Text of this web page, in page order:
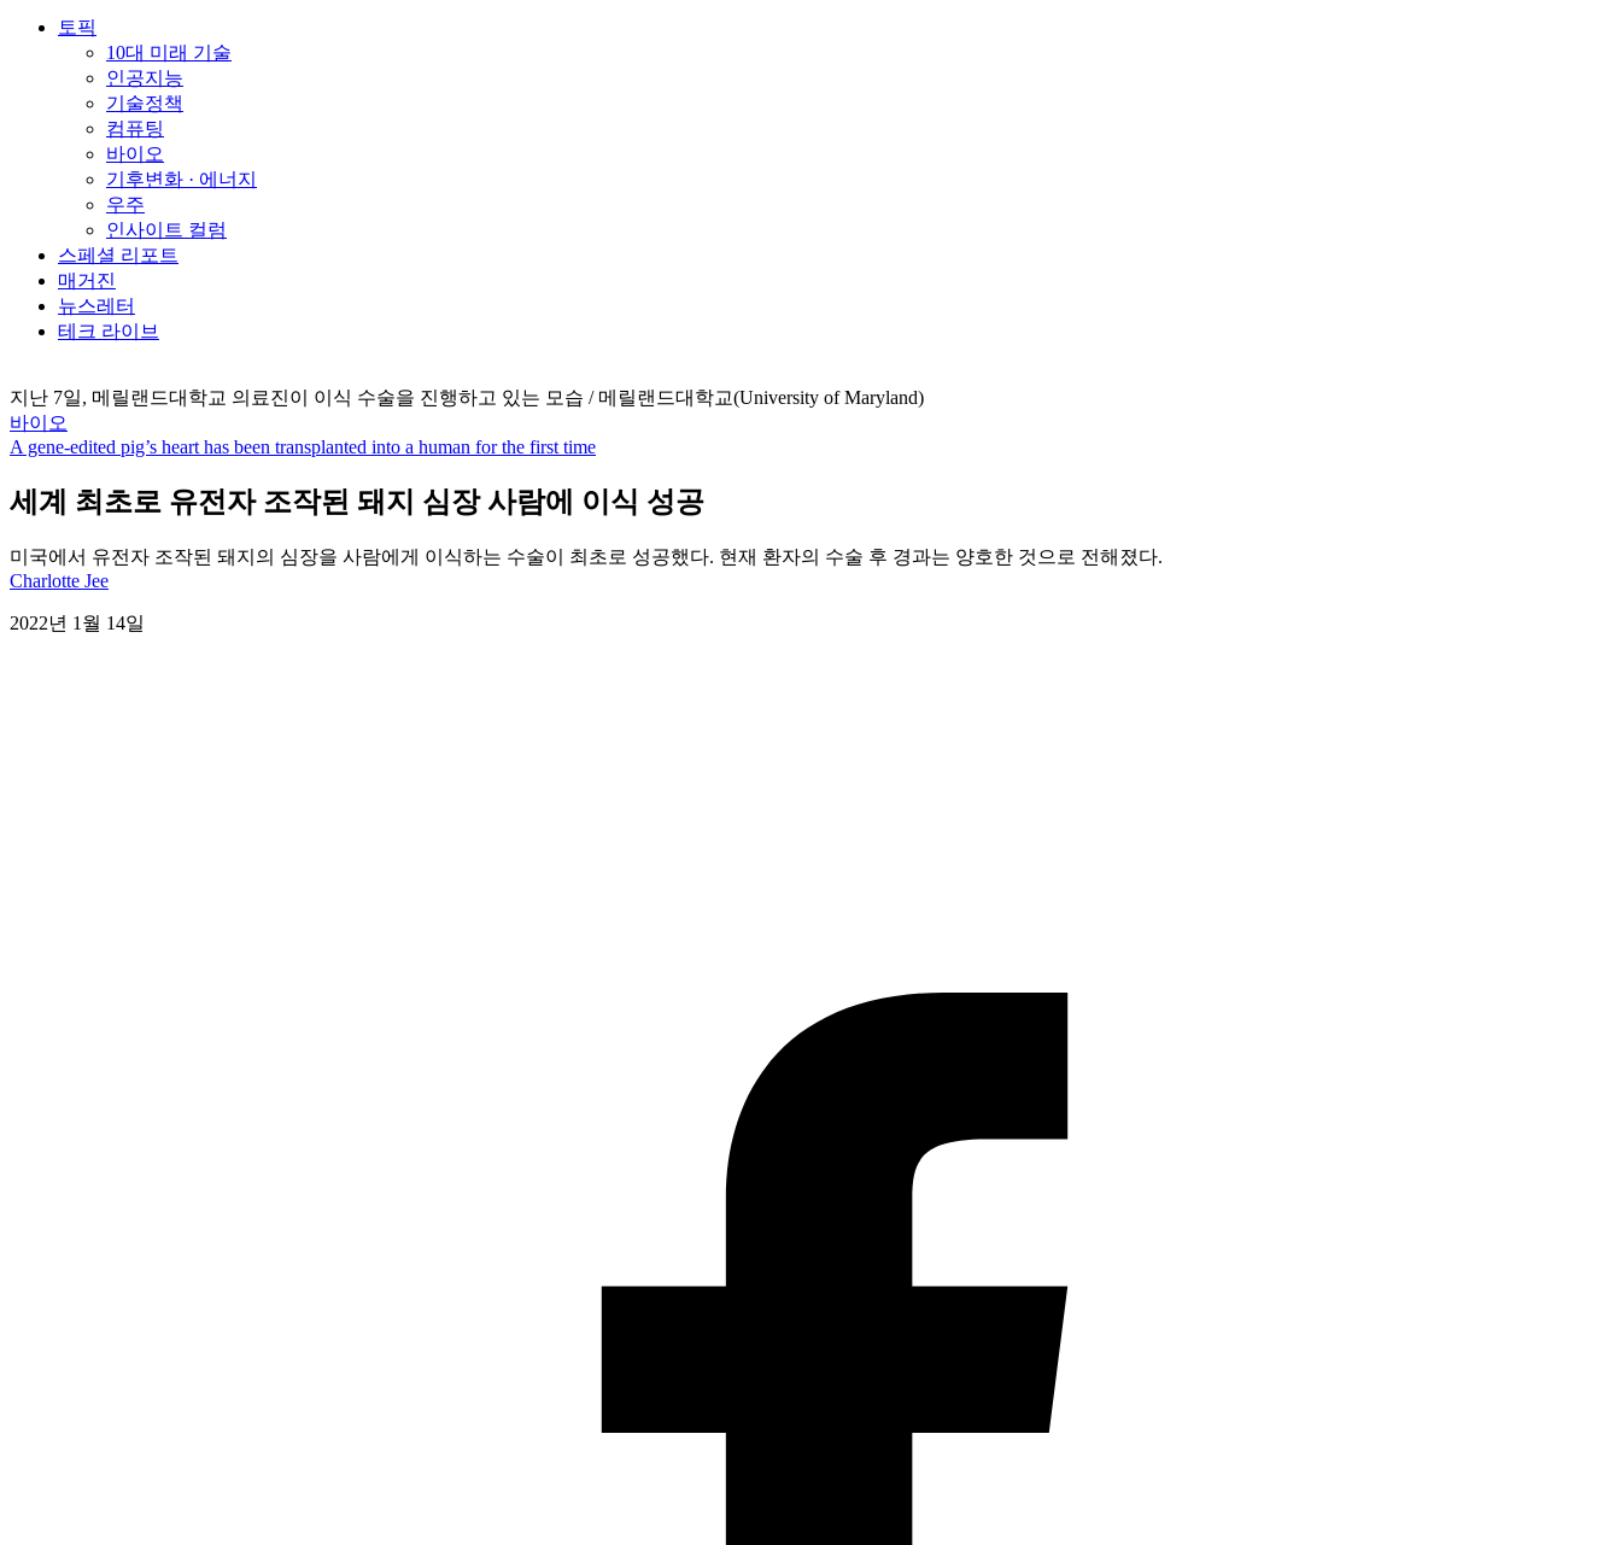
토픽
10대 미래 기술
인공지능
기술정책
컴퓨팅
바이오
기후변화 · 에너지
우주
인사이트 컬럼
스페셜 리포트
매거진
뉴스레터
테크 라이브
지난 7일, 메릴랜드대학교 의료진이 이식 수술을 진행하고 있는 모습 / 메릴랜드대학교(University of Maryland)
바이오
A gene-edited pig’s heart has been transplanted into a human for the first time
세계 최초로 유전자 조작된 돼지 심장 사람에 이식 성공
미국에서 유전자 조작된 돼지의 심장을 사람에게 이식하는 수술이 최초로 성공했다. 현재 환자의 수술 후 경과는 양호한 것으로 전해졌다.
Charlotte Jee
2022년 1월 14일